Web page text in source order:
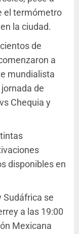
el termómetro
la ciudad.
de
a
mundialista
de
Chequia y
disponibles en
Sudáfrica se
a las 19:00
Mexicana